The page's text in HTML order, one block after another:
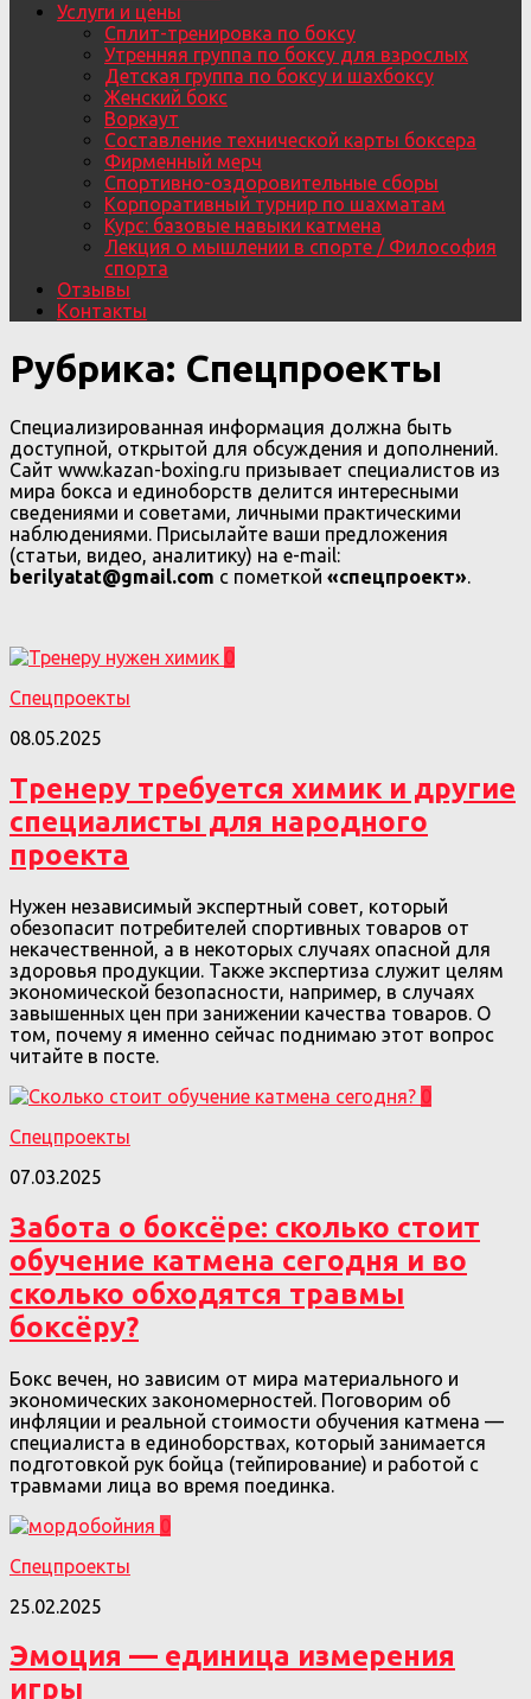
Услуги и цены
Сплит-тренировка по боксу
Утренняя группа по боксу для взрослых
Детская группа по боксу и шахбоксу
Женский бокс
Воркаут
Составление технической карты боксера
Фирменный мерч
Спортивно-оздоровительные сборы
Корпоративный турнир по шахматам
Курс: базовые навыки катмена
Лекция о мышлении в спорте / Философия
спорта
Отзывы
Контакты
Рубрика: Спецпроекты
Специализированная информация должна быть
доступной, открытой для обсуждения и дополнений.
Сайт www.kazan-boxing.ru призывает специалистов из
мира бокса и единоборств делится интересными
сведениями и советами, личными практическими
наблюдениями. Присылайте ваши предложения
(статьи, видео, аналитику) на e-mail:
berilyatat@gmail.com с пометкой «спецпроект».
0
Спецпроекты
08.05.2025
Тренеру требуется химик и другие
специалисты для народного
проекта
Нужен независимый экспертный совет, который
обезопасит потребителей спортивных товаров от
некачественной, а в некоторых случаях опасной для
здоровья продукции. Также экспертиза служит целям
экономической безопасности, например, в случаях
завышенных цен при занижении качества товаров. О
том, почему я именно сейчас поднимаю этот вопрос
читайте в посте.
0
Спецпроекты
07.03.2025
Забота о боксёре: сколько стоит
обучение катмена сегодня и во
сколько обходятся травмы
боксёру?
Бокс вечен, но зависим от мира материального и
экономических закономерностей. Поговорим об
инфляции и реальной стоимости обучения катмена —
специалиста в единоборствах, который занимается
подготовкой рук бойца (тейпирование) и работой с
травмами лица во время поединка.
0
Спецпроекты
25.02.2025
Эмоция — единица измерения
игры